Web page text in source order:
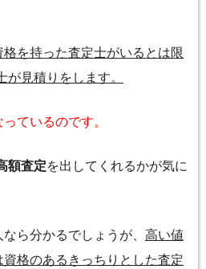
を持った査定士がいるとは限
が見積りをします。
ているのです。
額査定を出してくれるかが気に
ら分かるでしょうが、 高い値
格のあるきっちりとした査定